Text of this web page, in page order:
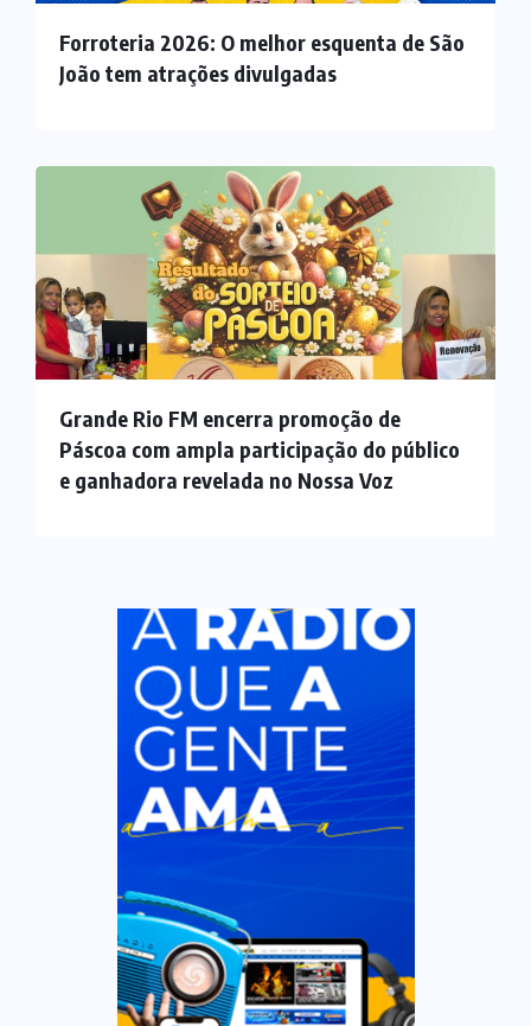
Forroteria 2026: O melhor esquenta de São
João tem atrações divulgadas
Grande Rio FM encerra promoção de
Páscoa com ampla participação do público
e ganhadora revelada no Nossa Voz